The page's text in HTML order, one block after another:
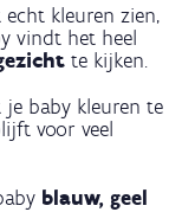
kleuren zien,
vindt het heel
te kijken.
je baby kleuren te
voor veel
blauw, geel